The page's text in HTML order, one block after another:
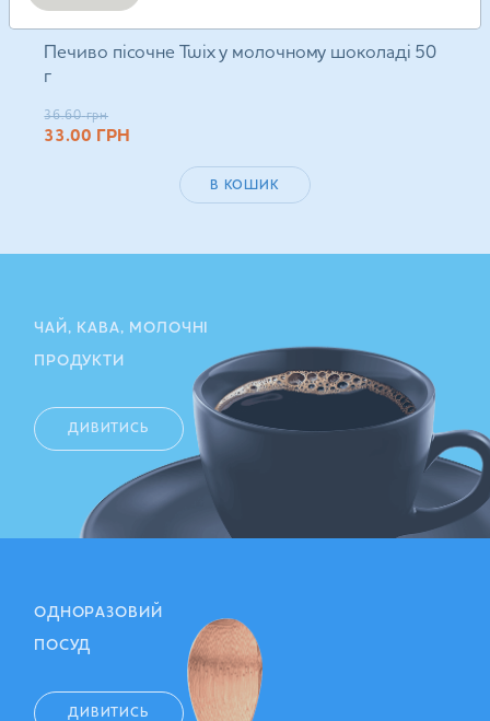
Печиво пісочне Twix у молочному шоколаді 50
г
36.60 грн
33.00 ГРН
В КОШИК
ЧАЙ, КАВА, МОЛОЧНІ
ПРОДУКТИ
ДИВИТИСЬ
ОДНОРАЗОВИЙ
ПОСУД
ДИВИТИСЬ